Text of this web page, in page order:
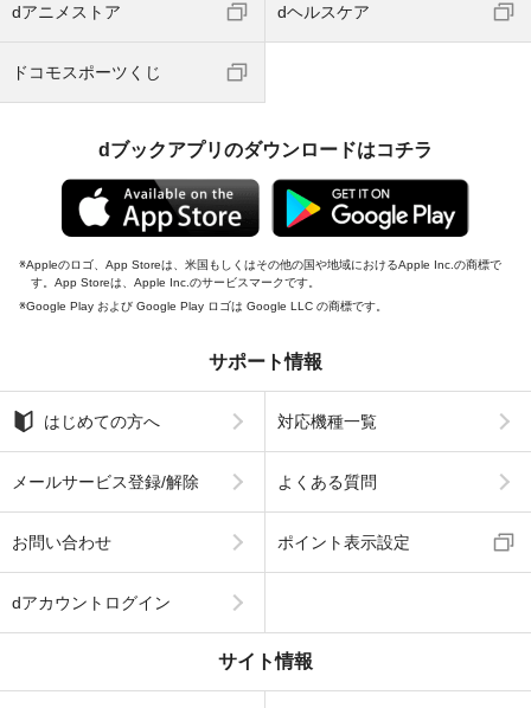
dアニメストア dヘルスケア
ドコモスポーツくじ
dブックアプリのダウンロードはコチラ
Appleのロゴ、App Storeは、米国もしくはその他の国や地域におけるApple Inc.の商標で
す。App Storeは、Apple Inc.のサービスマークです。
Google Play および Google Play ロゴは Google LLC の商標です。
サポート情報
はじめての方へ 対応機種一覧
メールサービス登録/解除 よくある質問
お問い合わせ ポイント表示設定
dアカウントログイン
サイト情報